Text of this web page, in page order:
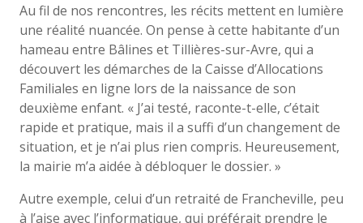
Au fil de nos rencontres, les récits mettent en lumière
une réalité nuancée. On pense à cette habitante d’un
hameau entre Bâlines et Tillières-sur-Avre, qui a
découvert les démarches de la Caisse d’Allocations
Familiales en ligne lors de la naissance de son
deuxième enfant. « J’ai testé, raconte-t-elle, c’était
rapide et pratique, mais il a suffi d’un changement de
situation, et je n’ai plus rien compris. Heureusement,
la mairie m’a aidée à débloquer le dossier. »
Autre exemple, celui d’un retraité de Francheville, peu
à l’aise avec l’informatique, qui préférait prendre le